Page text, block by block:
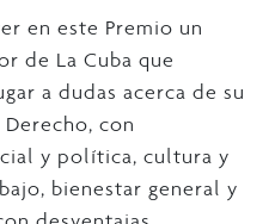
en este Premio un
de La Cuba que
a dudas acerca de su
con
y política, cultura y
bienestar general y